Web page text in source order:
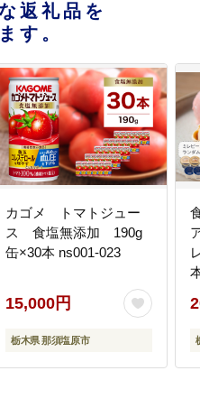
返礼品を
す。
カゴメ トマトジュー
ス 食塩無添加 190g
缶×30本 ns001-023
15,000円
栃木県 那須塩原市